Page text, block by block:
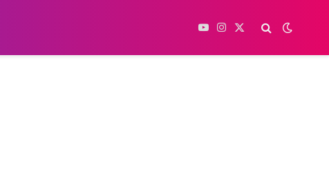
YouTubeInstagram
X